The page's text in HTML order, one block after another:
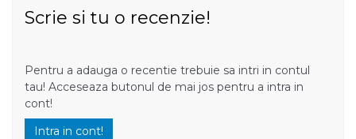
Scrie si tu o recenzie!
Pentru a adauga o recentie trebuie sa intri in contul
tau! Acceseaza butonul de mai jos pentru a intra in
cont!
Intra in cont!